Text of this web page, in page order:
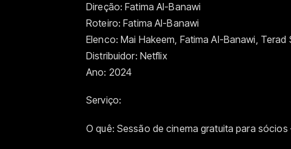
Direção: Fatima Al-Banawi
Roteiro: Fatima Al-Banawi
Elenco: Mai Hakeem, Fatima Al-Banawi, Terad
Distribuidor: Netflix
Ano: 2024
Serviço:
O quê: Sessão de cinema gratuita para sócios